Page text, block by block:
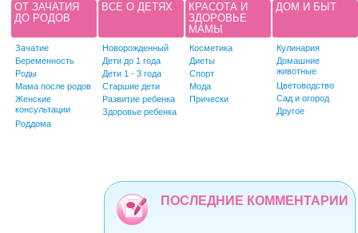
ОТ ЗАЧАТИЯ
ДО РОДОВ
Зачатие
Беременность
Роды
Мама после родов
Женские
консультации
Роддома
ВСЕ О ДЕТЯХ
Новорожденный
Дети до 1 года
Дети 1 - 3 года
Старшие дети
Развитие ребенка
Здоровье ребенка
КРАСОТА И
ЗДОРОВЬЕ
МАМЫ
Косметика
Диеты
Спорт
Мода
Прически
ДОМ И БЫТ
Кулинария
Домашние
животные
Цветоводство
Сад и огород
Другое
ПОСЛЕДНИЕ КОММЕНТАРИИ